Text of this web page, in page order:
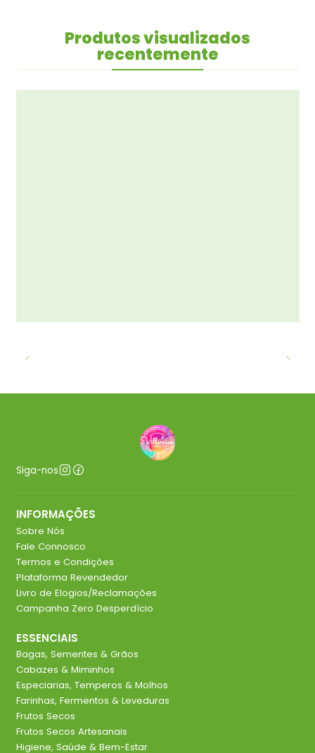
Produtos visualizados
recentemente
Siga-nos
INFORMAÇÕES
Sobre Nós
Fale Connosco
Termos e Condições
Plataforma Revendedor
Livro de Elogios/Reclamações
Campanha Zero Desperdício
ESSENCIAIS
Bagas, Sementes & Grãos
Cabazes & Miminhos
Especiarias, Temperos & Molhos
Farinhas, Fermentos & Leveduras
Frutos Secos
Frutos Secos Artesanais
Higiene, Saúde & Bem-Estar